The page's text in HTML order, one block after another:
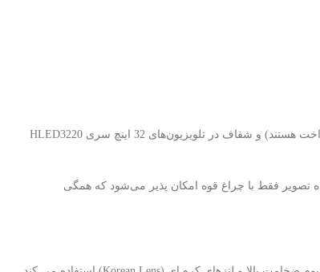
بکلایت تلویزیون هیوندای HLED3220 یکی از اصلی‌ترین قطعات در نمایش تصویر با کیفیت، نور یکنواخت (بکلایت های برند استرن استار دارای نور سفید یخی و یکنواخت هستند) و شفاف در تلویزیون‌های 32 اینچ سری HLED3220
تصویر فقط با چراغ قوه امکان پذیر می‌شود که همگی